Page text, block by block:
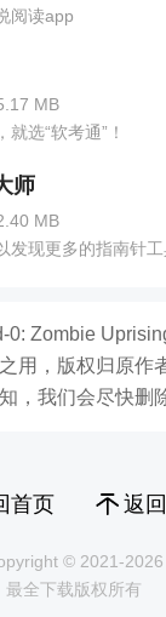
阅读app
MB
就选“软考通”！
师
MB
发现更多的指南针工
0: Zombie
用，版权归原作
，我们会尽快删
首页 返
© 2021-2026
最全下载版权所有